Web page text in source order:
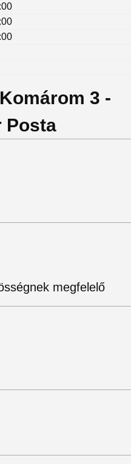
3 -
Posta
megfelelő